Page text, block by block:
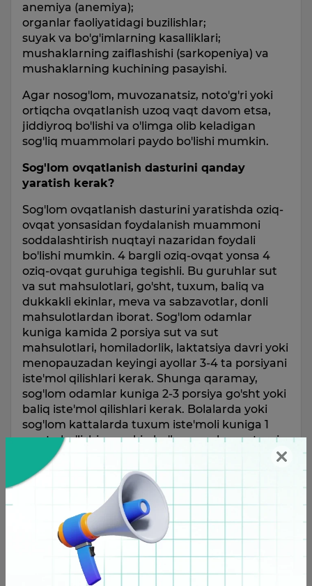
anemiya (anemiya);
organlar faoliyatidagi buzilishlar;
suyak va bo'g'imlarning kasalliklari;
mushaklarning zaiflashishi (sarkopeniya) va
mushaklarning kuchining pasayishi.
Agar nosog'lom, muvozanatsiz, noto'g'ri yoki
ortiqcha ovqatlanish uzoq vaqt davom etsa,
jiddiyroq bo'lishi va o'limga olib keladigan
sog'liq muammolari paydo bo'lishi mumkin.
Sog'lom ovqatlanish dasturini qanday
yaratish kerak?
Sog'lom ovqatlanish dasturini yaratishda oziq-
ovqat yonsasidan foydalanish muammoni
soddalashtirish nuqtayi nazaridan foydali
bo'lishi mumkin. 4 bargli oziq-ovqat yonsa 4
oziq-ovqat guruhiga tegishli. Bu guruhlar sut
va sut mahsulotlari, go'sht, tuxum, baliq va
dukkakli ekinlar, meva va sabzavotlar, donli
mahsulotlardan iborat. Sog'lom odamlar
kuniga kamida 2 porsiya sut va sut
mahsulotlari, homiladorlik, laktatsiya davri yoki
menopauzadan keyingi ayollar 3-4 ta porsiyani
iste'mol qilishlari kerak. Shunga qaramay,
sog'lom odamlar kuniga 2-3 porsiya go'sht yoki
baliq iste'mol qilishlari kerak. Bolalarda yoki
sog'lom kattalarda tuxum iste'moli kuniga 1
marta bo'lishi mumkin bo'lsa, yurak-qon tomir
kasalliklarida haftada 1-2 marta bo'lishi kerak.
Bu guruhdagi boshqa oziq-ovqatlardan
bo'lgan dukkakli ekinlarni haftada 2-3 marta
iste'mol qilish, haftada kamida 2 kun baliq
iste'mol qilishga e'tibor berish kerak.
Qimmatbaho oqsillar va sog'lom yog'larni o'z
ichiga olgan yong'oq, findiq va bodom kabi
oziq moddalar sog'lom odamlarda kuniga 1-2
porsiya sifatida iste'mol qilinishi mumkin.